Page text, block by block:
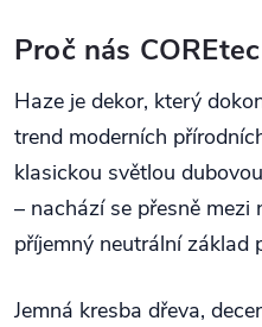
Proč nás
Haze je dekor, který
trend moderních
klasickou světlou
– nachází se přesně mezi
příjemný neutrální základ
Jemná kresba dřeva,